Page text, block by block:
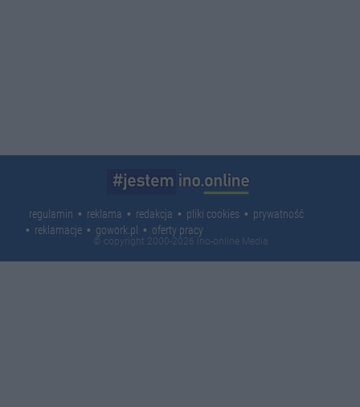
regulamin reklama redakcja pliki cookies
prywatność
reklamacje
gowork.pl oferty pracy
© copyright 2000-2026 Ino-online Media